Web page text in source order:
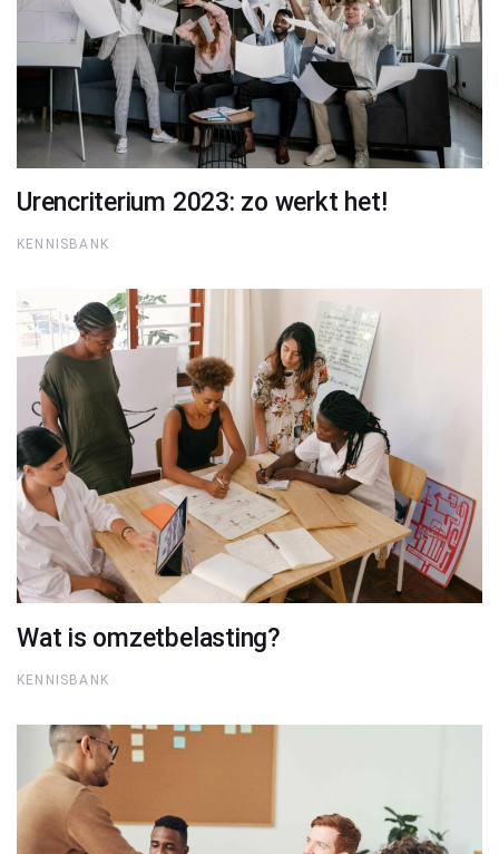
Urencriterium 2023: zo werkt het!
KENNISBANK
Wat is omzetbelasting?
KENNISBANK